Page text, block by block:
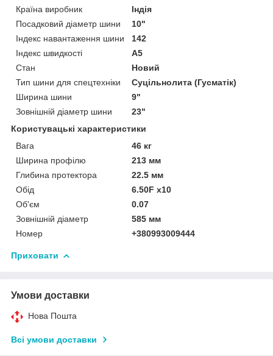
Країна виробник
Індія
Посадковий діаметр шини
10"
Індекс навантаження шини
142
Індекс швидкості
A5
Стан
Новий
Тип шини для спецтехніки
Суцільнолита (Гусматік)
Ширина шини
9"
Зовнішній діаметр шини
23"
Користувацькі характеристики
Вага
46 кг
Ширина профілю
213 мм
Глибина протектора
22.5 мм
Обід
6.50F x10
Об'єм
0.07
Зовнішній діаметр
585 мм
Номер
+380993009444
Приховати
Умови доставки
Нова Пошта
Всі умови доставки